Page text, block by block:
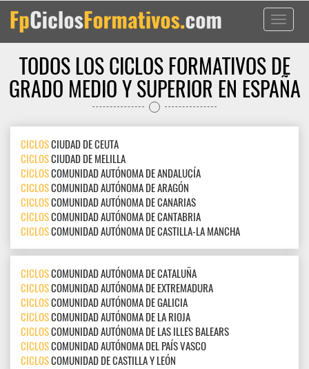
Toggle
TODOS LOS CICLOS FORMATIVOS DE
GRADO MEDIO Y SUPERIOR EN ESPAÑA
CICLOSCIUDAD DE CEUTA
CICLOSCIUDAD DE MELILLA
CICLOSCOMUNIDAD AUTÓNOMA DE ANDALUCÍA
CICLOSCOMUNIDAD AUTÓNOMA DE ARAGÓN
CICLOSCOMUNIDAD AUTÓNOMA DE CANARIAS
CICLOSCOMUNIDAD AUTÓNOMA DE CANTABRIA
CICLOSCOMUNIDAD AUTÓNOMA DE CASTILLA-LA MANCHA
CICLOSCOMUNIDAD AUTÓNOMA DE CATALUÑA
CICLOSCOMUNIDAD AUTÓNOMA DE EXTREMADURA
CICLOSCOMUNIDAD AUTÓNOMA DE GALICIA
CICLOSCOMUNIDAD AUTÓNOMA DE LA RIOJA
CICLOSCOMUNIDAD AUTÓNOMA DE LAS ILLES BALEARS
CICLOSCOMUNIDAD AUTÓNOMA DEL PAÍS VASCO
CICLOSCOMUNIDAD DE CASTILLA Y LEÓN